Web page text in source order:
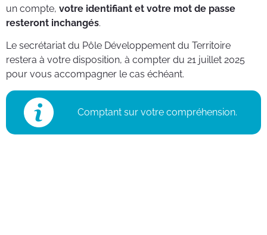
un compte, votre identifiant et votre mot de passe
resteront inchangés.
Le secrétariat du Pôle Développement du Territoire
restera à votre disposition, à compter du 21 juillet 2025
pour vous accompagner le cas échéant.
Comptant sur votre compréhension.